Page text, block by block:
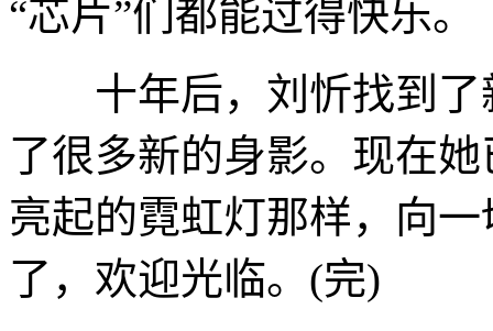
“芯片”们都能过得快乐。
十年后，刘忻找到了
了很多新的身影。现在
亮起的霓虹灯那样，向
了，欢迎光临。(完)